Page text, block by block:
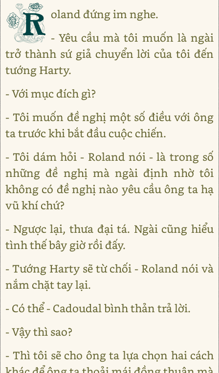
R oland đứng im nghe.
- Yêu cầu mà tôi muốn là ngài
trở thành sứ giả chuyển lời của tôi đến
tướng Harty.
- Với mục đích gì?
- Tôi muốn đề nghị một số điều với ông
ta trước khi bắt đầu cuộc chiến.
- Tôi dám hỏi - Roland nói - là trong số
những đề nghị mà ngài định nhờ tôi
không có đề nghị nào yêu cầu ông ta hạ
vũ khí chứ?
- Ngược lại, thưa đại tá. Ngài cũng hiểu
tình thế bây giờ rồi đấy.
- Tướng Harty sẽ từ chối - Roland nói và
nắm chặt tay lại.
- Có thể - Cadoudal bình thản trả lời.
- Vậy thì sao?
- Thì tôi sẽ cho ông ta lựa chọn hai cách